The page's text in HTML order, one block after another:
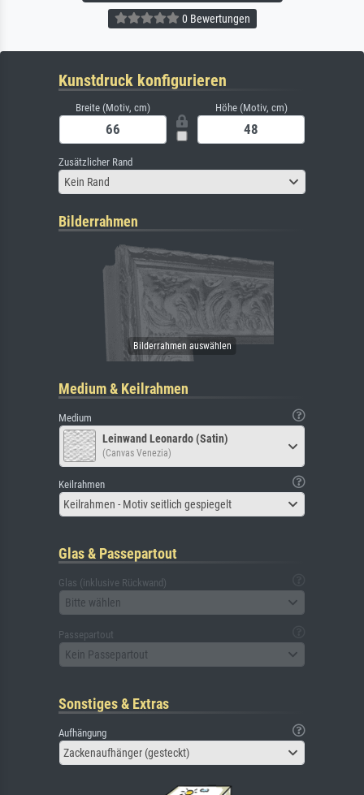
0 Bewertungen
Kunstdruck konfigurieren
Breite (Motiv, cm) Höhe (Motiv, cm)
Zusätzlicher Rand
Kein Rand
Bilderrahmen
Medium & Keilrahmen
Medium
Leinwand Leonardo (Satin)
(Canvas Venezia)
Keilrahmen
Keilrahmen - Motiv seitlich gespiegelt
Glas & Passepartout
Glas (inklusive Rückwand)
Bitte wählen
Passepartout
Kein Passepartout
Sonstiges & Extras
Aufhängung
Zackenaufhänger (gesteckt)